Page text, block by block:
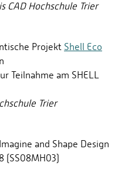
CAD Hochschule Trier
Projekt Shell Eco
Teilnahme am SHELL
Trier
and Shape Design
(SS08MH03)